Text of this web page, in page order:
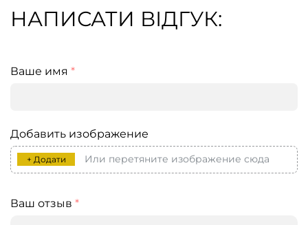
НАПИСАТИ ВІДГУК:
Ваше имя *
Добавить изображение
+ Додати Или перетяните изображение сюда
Ваш отзыв *